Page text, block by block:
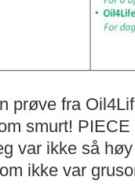
prøve fra
smurt!
var ikke så
ikke var